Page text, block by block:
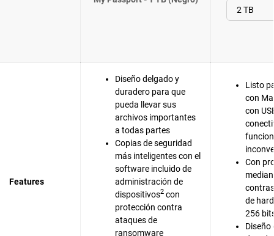
Features
Diseño delgado y
duradero para que
pueda llevar sus
archivos importantes
a todas partes
Copias de seguridad
más inteligentes con el
software incluido de
administración de
dispositivos2 con
protección contra
ataques de
ransomware
Listo
con
con
Con
de
256
Diseño